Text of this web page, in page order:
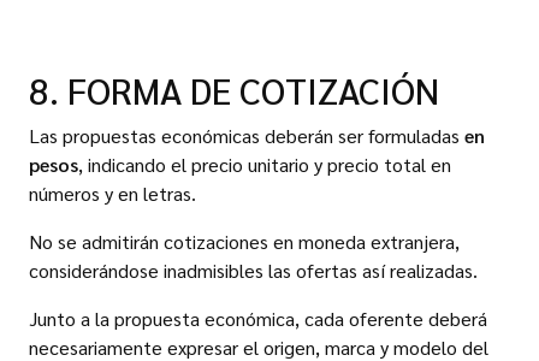
8. FORMA DE COTIZACIÓN
Las propuestas económicas deberán ser formuladas en
pesos, indicando el precio unitario y precio total en
números y en letras.
No se admitirán cotizaciones en moneda extranjera,
considerándose inadmisibles las ofertas así realizadas.
Junto a la propuesta económica, cada oferente deberá
necesariamente expresar el origen, marca y modelo del